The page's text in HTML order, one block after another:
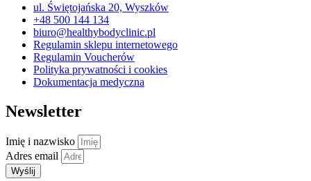
ul. Świętojańska 20, Wyszków
+48 500 144 134
biuro@healthybodyclinic.pl
Regulamin sklepu internetowego
Regulamin Voucherów
Polityka prywatności i cookies
Dokumentacja medyczna
Newsletter
Imię i nazwisko
Adres email
Wyślij